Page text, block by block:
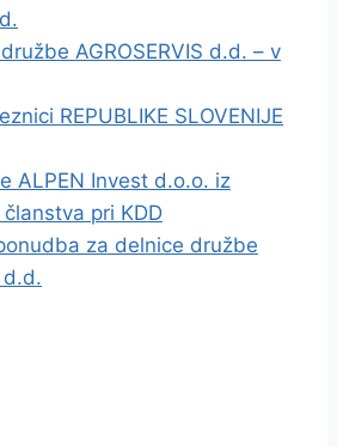
AGROSERVIS d.d. – v
REPUBLIKE SLOVENIJE
ALPEN Invest d.o.o. iz
pri KDD
za delnice družbe
d.d.